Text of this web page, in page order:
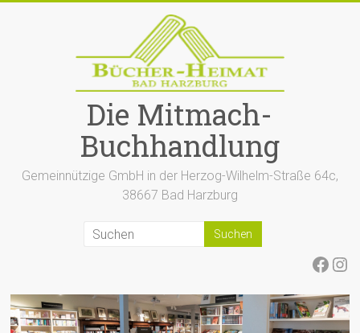
Die Mitmach-
Buchhandlung
Gemeinnützige GmbH in der Herzog-Wilhelm-Straße 64c,
38667 Bad Harzburg